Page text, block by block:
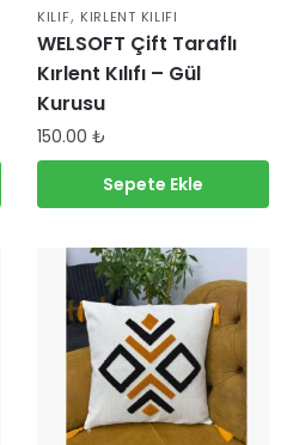
KILIF, KIRLENT KILIFI
WELSOFT Çift Taraflı
Kırlent Kılıfı – Gül
Kurusu
150.00 ₺
Sepete Ekle